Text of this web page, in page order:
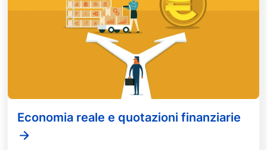
Economia reale e quotazioni finanziarie